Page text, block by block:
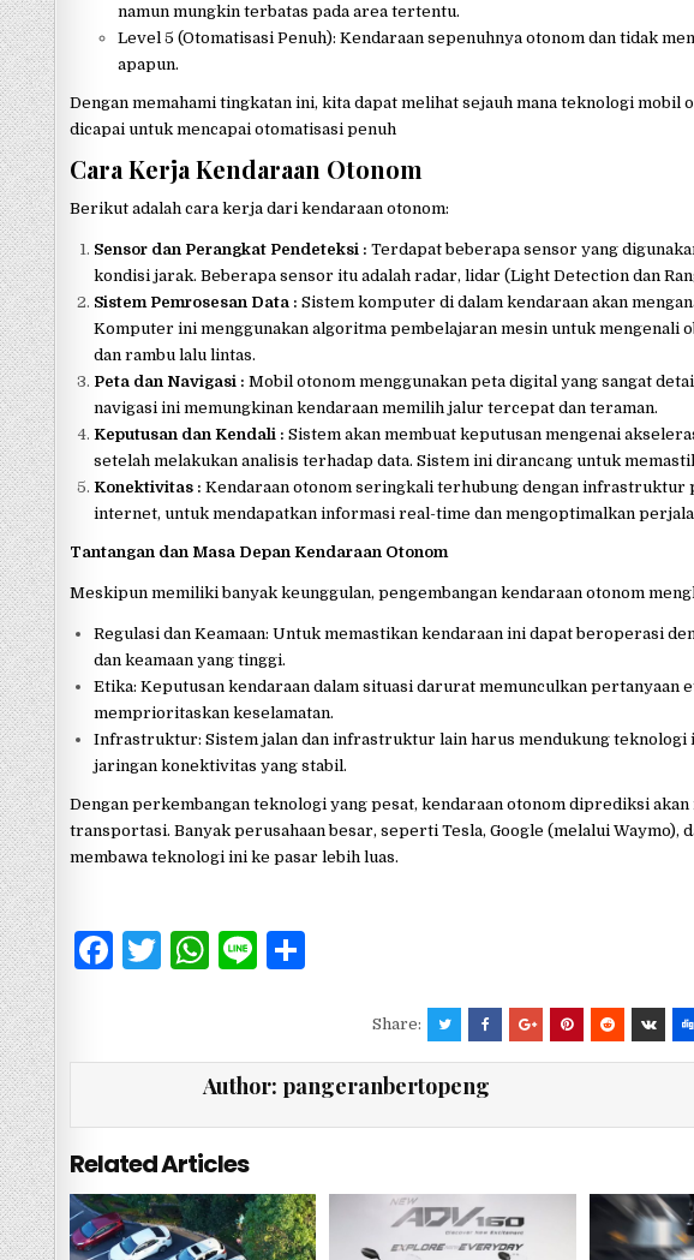
namun mungkin terbatas pada area tertentu.​
Level 5 (Otomatisasi Penuh): Kendaraan sepenuhnya otonom dan tidak
apapun.​
Dengan memahami tingkatan ini, kita dapat melihat sejauh mana teknologi mobil
dicapai untuk mencapai otomatisasi penuh
Cara Kerja Kendaraan Otonom
Berikut adalah cara kerja dari kendaraan otonom:
Sensor dan Perangkat Pendeteksi : Terdapat beberapa sensor yang
kondisi jarak. Beberapa sensor itu adalah radar, lidar (Light Detection dan
Sistem Pemrosesan Data : Sistem komputer di dalam kendaraan akan
Komputer ini menggunakan algoritma pembelajaran mesin untuk mengenali
dan rambu lalu lintas.
Peta dan Navigasi : Mobil otonom menggunakan peta digital yang sangat
navigasi ini memungkinan kendaraan memilih jalur tercepat dan teraman.
Keputusan dan Kendali : Sistem akan membuat keputusan mengenai
setelah melakukan analisis terhadap data. Sistem ini dirancang untuk
Konektivitas : Kendaraan otonom seringkali terhubung dengan
internet, untuk mendapatkan informasi real-time dan mengoptimalkan
Tantangan dan Masa Depan Kendaraan Otonom
Meskipun memiliki banyak keunggulan, pengembangan kendaraan otonom
Regulasi dan Keamaan: Untuk memastikan kendaraan ini dapat beroperasi
dan keamaan yang tinggi.
Etika: Keputusan kendaraan dalam situasi darurat memunculkan pertanyaan
memprioritaskan keselamatan.
Infrastruktur: Sistem jalan dan infrastruktur lain harus mendukung teknologi
jaringan konektivitas yang stabil.
Dengan perkembangan teknologi yang pesat, kendaraan otonom diprediksi
transportasi. Banyak perusahaan besar, seperti Tesla, Google (melalui
membawa teknologi ini ke pasar lebih luas.
F
e
o
o
k
T
te
W
s
A
p
p
Li S
e
Share:
Author: pangeranbertopeng
Related Articles